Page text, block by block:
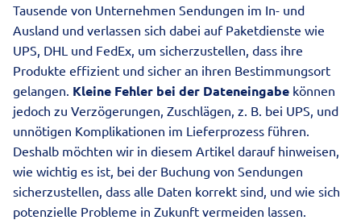
Tausende von Unternehmen Sendungen im In- und
Ausland und verlassen sich dabei auf Paketdienste wie
UPS, DHL und FedEx, um sicherzustellen, dass ihre
Produkte effizient und sicher an ihren Bestimmungsort
gelangen. Kleine Fehler bei der Dateneingabe können
jedoch zu Verzögerungen, Zuschlägen, z. B. bei UPS, und
unnötigen Komplikationen im Lieferprozess führen.
Deshalb möchten wir in diesem Artikel darauf hinweisen,
wie wichtig es ist, bei der Buchung von Sendungen
sicherzustellen, dass alle Daten korrekt sind, und wie sich
potenzielle Probleme in Zukunft vermeiden lassen.